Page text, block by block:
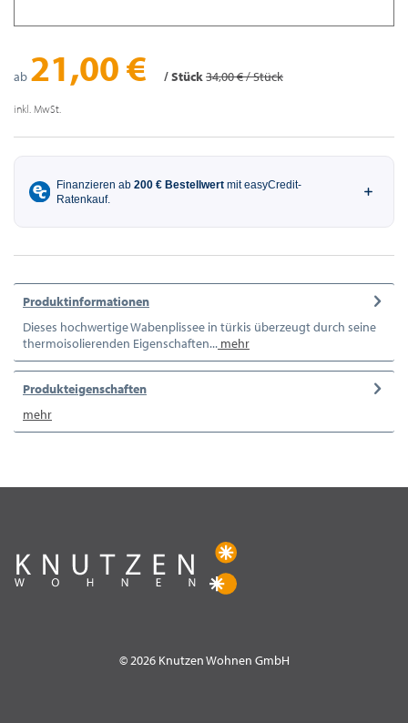
ab 21,00 € / Stück34,00 € / Stück
inkl. MwSt.
Produktinformationen
Dieses hochwertige Wabenplissee in türkis überzeugt durch seine
thermoisolierenden Eigenschaften... mehr
Produkteigenschaften
mehr
© 2026 Knutzen Wohnen GmbH